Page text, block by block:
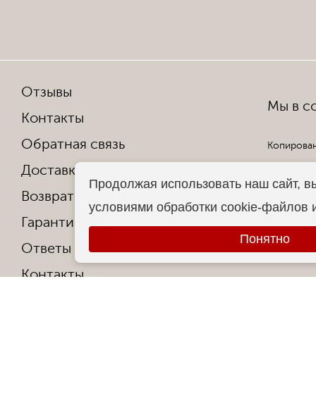
Отзывы
Контакты
Обратная связь
Доставка и оплата
Возврат и обмен
Гарантия от производителя
Ответы на частые вопросы
Контакты
Мы в
Продолжая использовать наш сайт,
условиями обработки cookie-файлов
Понятно